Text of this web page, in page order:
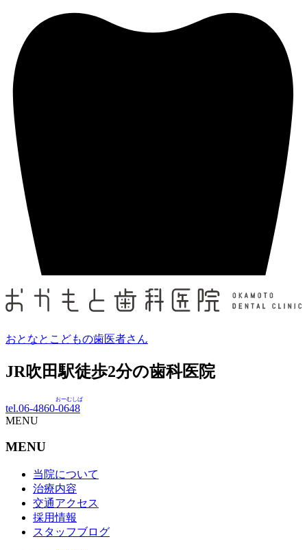
おとなとこどもの歯医者さん
JR吹田駅徒歩2分の歯科医院
tel.06-4860-0648
おーむしば
MENU
MENU
当院について
治療内容
交通アクセス
採用情報
スタッフブログ